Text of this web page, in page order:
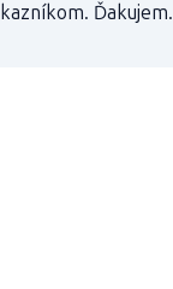
Ďakujem.